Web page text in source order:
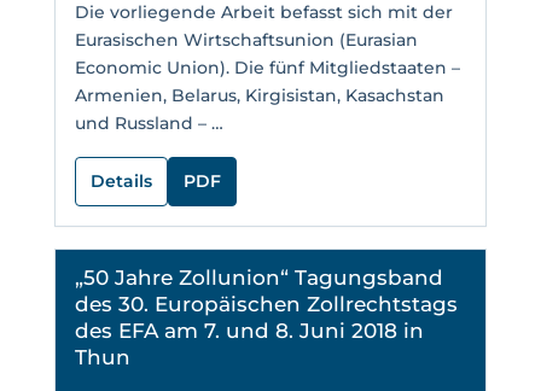
Die vorliegende Arbeit befasst sich mit der
Eurasischen Wirtschaftsunion (Eurasian
Economic Union). Die fünf Mitgliedstaaten –
Armenien, Belarus, Kirgisistan, Kasachstan
und Russland – …
Details PDF
„50 Jahre Zollunion“ Tagungsband
des 30. Europäischen Zollrechtstags
des EFA am 7. und 8. Juni 2018 in
Thun